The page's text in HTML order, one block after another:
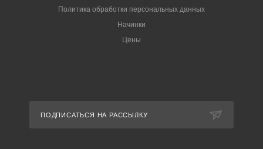
Политика обработки персональных данных
Начинки
Цены
ПОДПИСАТЬСЯ НА РАССЫЛКУ